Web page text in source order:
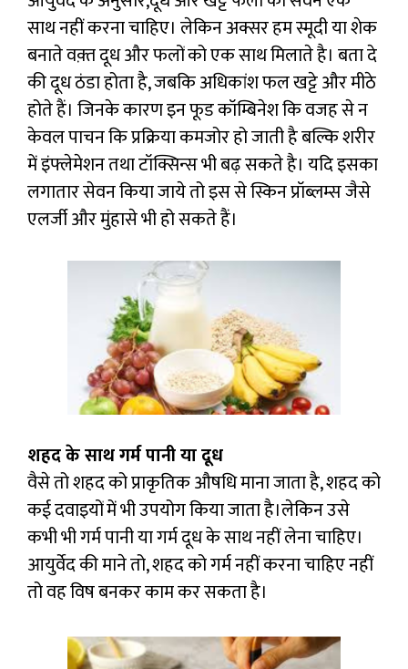
साथ नहीं करना चाहिए। लेकिन अक्सर हम स्मूदी या शेक
बनाते वक़्त दूध और फलों को एक साथ मिलाते है। बता दे
की दूध ठंडा होता है, जबकि अधिकांश फल खट्टे और मीठे
होते हैं। जिनके कारण इन फूड कॉम्बिनेश कि वजह से न
केवल पाचन कि प्रक्रिया कमजोर हो जाती है बल्कि शरीर
में इंफ्लेमेशन तथा टॉक्सिन्स भी बढ़ सकते है। यदि इसका
लगातार सेवन किया जाये तो इस से स्किन प्रॉब्लम्स जैसे
एलर्जी और मुंहासे भी हो सकते हैं।
शहद के साथ गर्म पानी या दूध
वैसे तो शहद को प्राकृतिक औषधि माना जाता है, शहद को
कई दवाइयों में भी उपयोग किया जाता है।लेकिन उसे
कभी भी गर्म पानी या गर्म दूध के साथ नहीं लेना चाहिए।
आयुर्वेद की माने तो, शहद को गर्म नहीं करना चाहिए नहीं
तो वह विष बनकर काम कर सकता है।